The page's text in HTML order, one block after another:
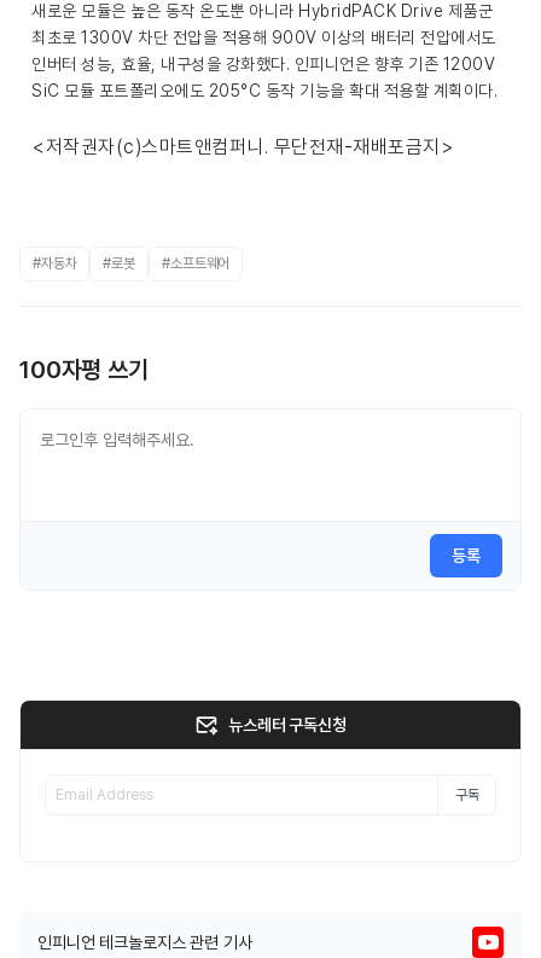
새로운 모듈은 높은 동작 온도뿐 아니라 HybridPACK Drive 제품군
최초로 1300V 차단 전압을 적용해 900V 이상의 배터리 전압에서도
인버터 성능, 효율, 내구성을 강화했다. 인피니언은 향후 기존 1200V
SiC 모듈 포트폴리오에도 205°C 동작 기능을 확대 적용할 계획이다.
<저작권자(c)스마트앤컴퍼니. 무단전재-재배포금지>
#자동차 #로봇 #소프트웨어
100자평 쓰기
등록
뉴스레터 구독신청
구독
인피니언 테크놀로지스 관련 기사